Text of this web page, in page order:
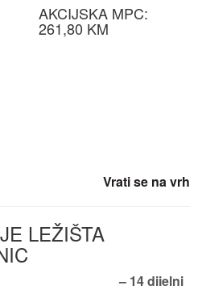
AKCIJSKA MPC:
261,80 KM
Vrati se na vrh
LEŽIŠTA
– 14 dijelni